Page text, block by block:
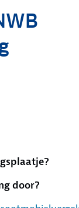
door?